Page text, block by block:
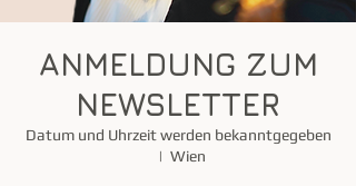
ANMELDUNG ZUM
NEWSLETTER
Datum und Uhrzeit werden bekanntgegeben
  |
Wien